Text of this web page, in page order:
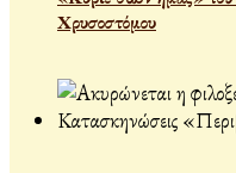
Χρυσοστόμου